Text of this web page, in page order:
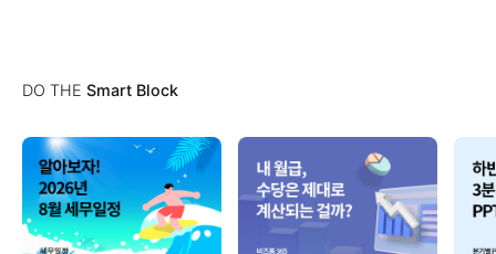
DO THE Smart Block